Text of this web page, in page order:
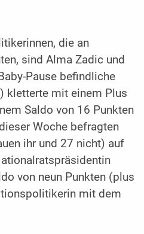
die an
sind Alma Zadic und
Pause befindliche
kletterte mit einem Plus
Saldo von 16 Punkten
Woche befragten
ihr und 27 nicht) auf
von neun Punkten (plus
mit dem